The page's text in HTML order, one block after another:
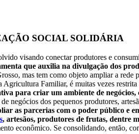
SOCIAL SOLIDÁRIA
visando conectar produtores e
que auxilia na divulgação dos
mas tem como objeto ampliar a
Familiar, é muitas vezes
para criar um ambiente de
negócios dos pequenos produtores,
as parcerias com o poder público e
, artesãos, produtores de frutas, dentre
econômico. Se consolidando, então,